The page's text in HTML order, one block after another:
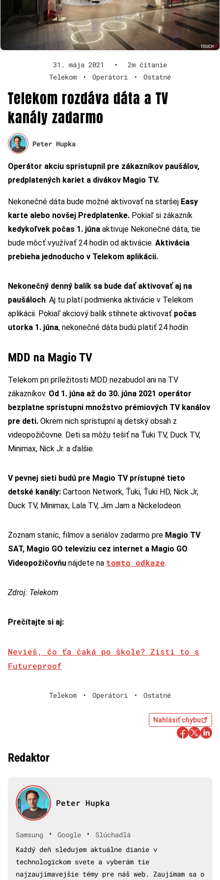
31. mája 2021 •
2m čítanie
Telekom
• Operátori • Ostatné
Telekom rozdáva dáta a TV
kanály zadarmo
Peter Hupka
Operátor akciu sprístupnil pre zákazníkov paušálov,
predplatených kariet a divákov Magio TV.
Nekonečné dáta bude možné aktivovať na staršej Easy
karte alebo novšej Predplatenke. Pokiaľ si zákazník
kedykoľvek počas 1. júna aktivuje Nekonečné dáta, tie
bude môcť využívať 24 hodín od aktivácie. Aktivácia
prebieha jednoducho v Telekom aplikácii.
Nekonečný denný balík sa bude dať aktivovať aj na
paušáloch. Aj tu platí podmienka aktivácie v Telekom
aplikácii. Pokiaľ akciový balík stihnete aktivovať počas
utorka 1. júna, nekonečné dáta budú platiť 24 hodín.
MDD na Magio TV
Telekom pri príležitosti MDD nezabudol ani na TV
zákazníkov. Od 1. júna až do 30. júna 2021 operátor
bezplatne sprístupni množstvo prémiových TV kanálov
pre deti. Okrem nich sprístupní aj detský obsah z
videopožičovne. Deti sa môžu tešiť na Ťuki TV, Duck TV,
Minimax, Nick Jr. a ďalšie.
V pevnej sieti budú pre Magio TV prístupné tieto
detské kanály: Cartoon Network, Ťuki, Ťuki HD, Nick Jr,
Duck TV, Minimax, Lala TV, Jim Jam a Nickelodeon.
Zoznam staníc, filmov a seriálov zadarmo pre Magio TV
SAT, Magio GO televíziu cez internet a Magio GO
Videopožičovňu nájdete na tomto odkaze.
Zdroj: Telekom
Prečítajte si aj:
Nevieš, čo ťa čaká po škole? Zisti to s
Futureproof
Telekom • Operátori • Ostatné
Nahlásiť chybu
Redaktor
Peter Hupka
Samsung • Google •
Slúchadlá
Každý deň sledujem aktuálne dianie v
technologickom svete a vyberám tie
najzaujímavejšie témy pre náš web. Zaujímam sa o